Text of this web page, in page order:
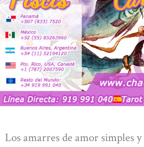
Los amarres de amor simples